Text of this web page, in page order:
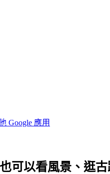
Google 應用
可以看風景、逛古